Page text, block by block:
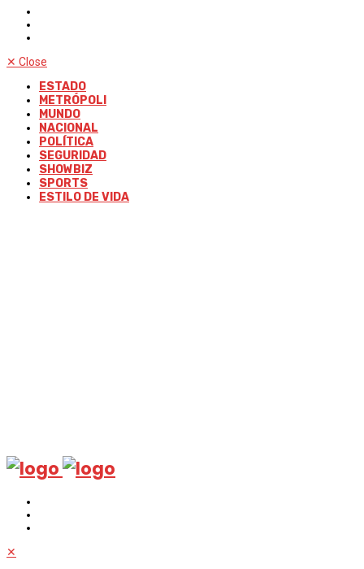
✕ Close
ESTADO
METRÓPOLI
MUNDO
NACIONAL
POLÍTICA
SEGURIDAD
SHOWBIZ
SPORTS
ESTILO DE VIDA
✕